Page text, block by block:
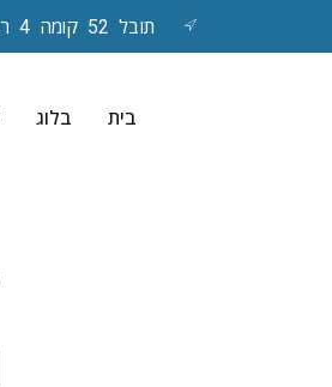
תובל 52 קומה 4 רמת-גן
בית בלוג